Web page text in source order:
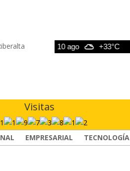
10 ago +33°C
Visitas
EMPRESARIAL TECNOLOGÍA